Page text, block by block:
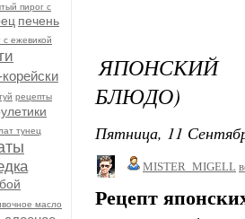
пирог с
печень
с ежевикой
корейски
рецепты
тунец
масло
БЛЮДО)
Пятница, 11
MISTER_MIGELL
Рецепт